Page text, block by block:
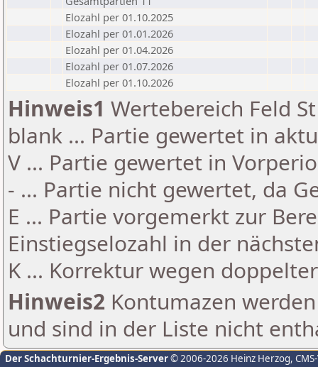
Elozahl per 01.10.2025
Elozahl per 01.01.2026
Elozahl per 01.04.2026
Elozahl per 01.07.2026
Elozahl per 01.10.2026
Hinweis1 Wertebereich Feld
blank ... Partie gewertet in
V ... Partie gewertet in
- ... Partie nicht gewertet, da
E ... Partie vorgemerkt zur
Einstiegselozahl in der
K ... Korrektur wegen
Hinweis2 Kontumazen
und sind in der Liste nicht
Der Schachturnier-Ergebnis-Server© 2006-2026 Heinz Herzog,